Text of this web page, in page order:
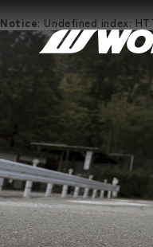
Notice: Undefined index: